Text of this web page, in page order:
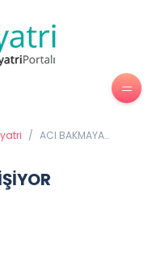
/ ACI BAKMAYA